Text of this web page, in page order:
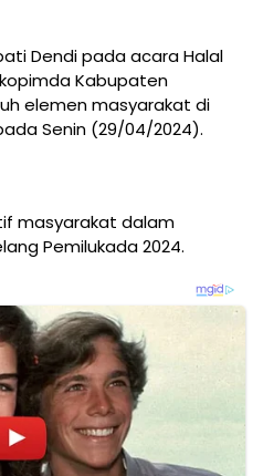
Dendi pada acara Halal
Kabupaten
elemen masyarakat di
Senin (29/04/2024).
masyarakat dalam
Pemilukada 2024.